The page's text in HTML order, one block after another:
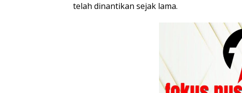
telah dinantikan sejak lama.